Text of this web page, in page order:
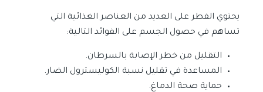
يحتوي الفطر على العديد من العناصر الغذائية التي
تساهم في حصول الجسم على الفوائد التالية:
التقليل من خطر الإصابة بالسرطان.
المساعدة في تقليل نسبة الكوليسترول الضار.
حماية صحة الدماغ.